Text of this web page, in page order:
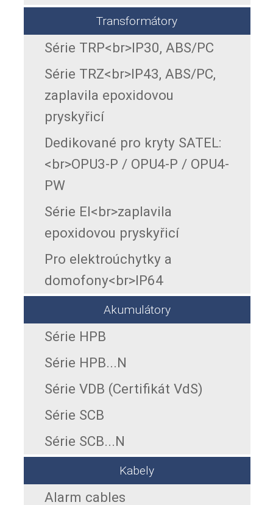
Transformátory
Série TRP<br>IP30, ABS/PC
Série TRZ<br>IP43, ABS/PC,
zaplavila epoxidovou
pryskyřicí
Dedikované pro kryty SATEL:
<br>OPU3-P / OPU4-P / OPU4-
PW
Série EI<br>zaplavila
epoxidovou pryskyřicí
Pro elektroúchytky a
domofony<br>IP64
Akumulátory
Série HPB
Série HPB...N
Série VDB (Certifikát VdS)
Série SCB
Série SCB...N
Kabely
Alarm cables